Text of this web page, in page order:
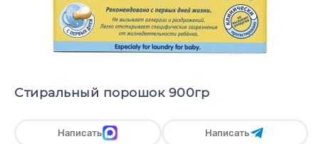
Стиральный порошок 900гр
Написать Написать